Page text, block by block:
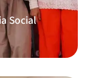
Social